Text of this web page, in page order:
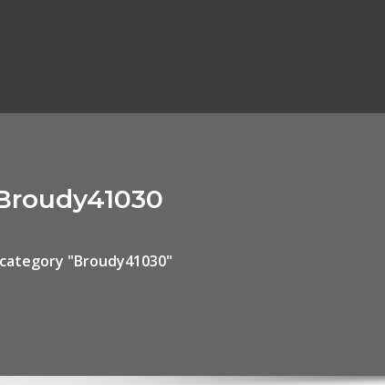
"Broudy41030"